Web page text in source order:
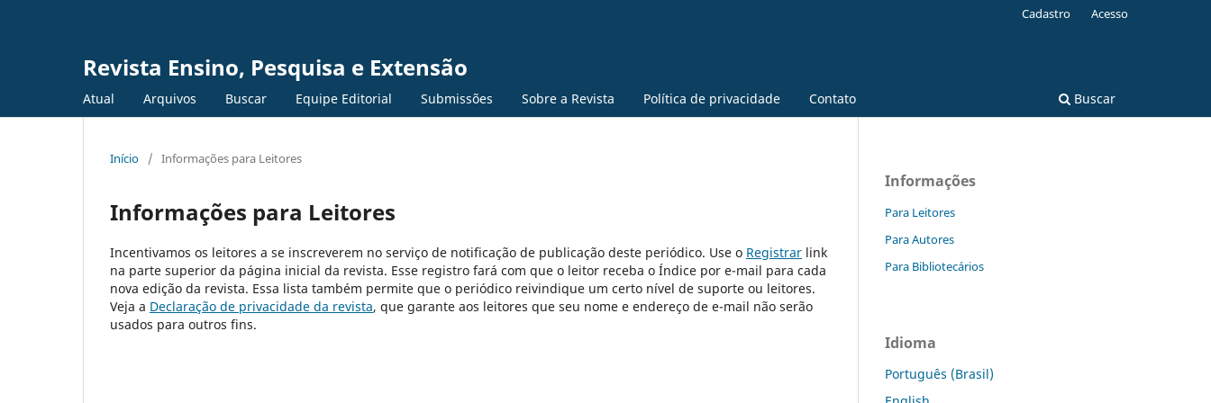
Revista Ensino, Pesquisa e Extensão
Atual Arquivos Buscar Equipe Editorial Submissões Sobre a Revista Política de privacidade Contato Buscar
Cadastro Acesso
Início / Informações para Leitores
Informações para Leitores
Incentivamos os leitores a se inscreverem no serviço de notificação de publicação deste periódico. Use o Registrar link
na parte superior da página inicial da revista. Esse registro fará com que o leitor receba o Índice por e-mail para cada
nova edição da revista. Essa lista também permite que o periódico reivindique um certo nível de suporte ou leitores.
Veja a Declaração de privacidade da revista, que garante aos leitores que seu nome e endereço de e-mail não serão
usados para outros fins.
Informações
Para Leitores
Para Autores
Para Bibliotecários
Idioma
Português (Brasil)